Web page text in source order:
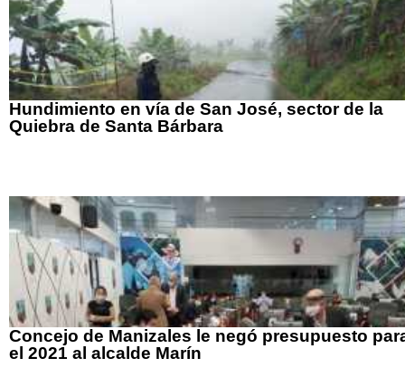
Hundimiento en vía de San José, sector de la
Quiebra de Santa Bárbara
Concejo de Manizales le negó presupuesto
el 2021 al alcalde Marín